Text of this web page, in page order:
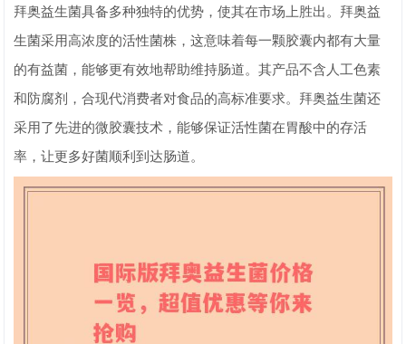
拜奥益生菌具备多种独特的优势，使其在市场上胜出。拜奥益
生菌采用高浓度的活性菌株，这意味着每一颗胶囊内都有大量
的有益菌，能够更有效地帮助维持肠道。其产品不含人工色素
和防腐剂，合现代消费者对食品的高标准要求。拜奥益生菌还
采用了先进的微胶囊技术，能够保证活性菌在胃酸中的存活
率，让更多好菌顺利到达肠道。